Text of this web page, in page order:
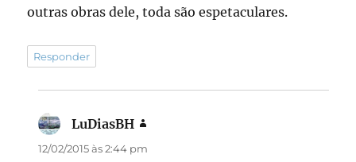
outras obras dele, toda são espetaculares.
Responder
LuDiasBH
12/02/2015 às 2:44 pm